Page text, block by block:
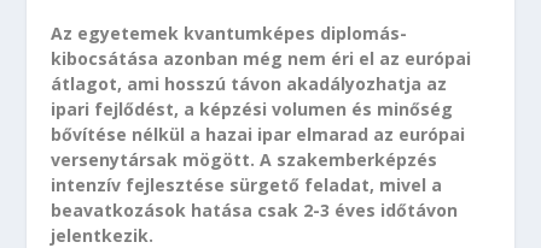
Az egyetemek kvantumképes diplomás-
kibocsátása azonban még nem éri el az európai
átlagot, ami hosszú távon akadályozhatja az
ipari fejlődést, a képzési volumen és minőség
bővítése nélkül a hazai ipar elmarad az európai
versenytársak mögött. A szakemberképzés
intenzív fejlesztése sürgető feladat, mivel a
beavatkozások hatása csak 2-3 éves időtávon
jelentkezik.